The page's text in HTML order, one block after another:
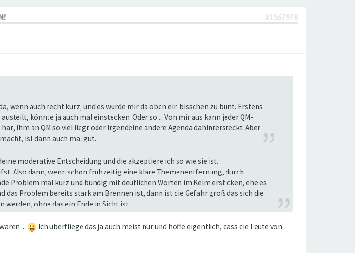
#1567978
auch recht kurz, und es wurde mir da oben ein bisschen zu bunt. Erstens
könnte ja auch mal einstecken. Oder so ... Von mir aus kann jeder QM-
ihm an QM so viel liegt oder irgendeine andere Agenda dahintersteckt. Aber
ist dann auch mal gut.
moderative Entscheidung und die akzeptiere ich so wie sie ist.
Also dann, wenn schon frühzeitig eine klare Themenentfernung, durch
Problem mal kurz und bündig mit deutlichen Worten im Keim ersticken, ehe es
Problem bereits stark am Brennen ist, dann ist die Gefahr groß das sich die
ohne das ein Ende in Sicht ist.
...
Ich überfliege das ja auch meist nur und hoffe eigentlich, dass die Leute von